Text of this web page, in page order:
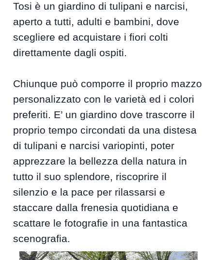
Tosi è un giardino di tulipani e narcisi,
aperto a tutti, adulti e bambini, dove
scegliere ed acquistare i fiori colti
direttamente dagli ospiti.
Chiunque può comporre il proprio mazzo
personalizzato con le varietà ed i colori
preferiti. E’ un giardino dove trascorre il
proprio tempo circondati da una distesa
di tulipani e narcisi variopinti, poter
apprezzare la bellezza della natura in
tutto il suo splendore, riscoprire il
silenzio e la pace per rilassarsi e
staccare dalla frenesia quotidiana e
scattare le fotografie in una fantastica
scenografia.